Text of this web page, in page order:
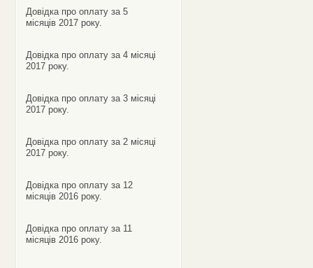
Довідка про оплату за 5
місяців 2017 року.
Довідка про оплату за 4 місяці
2017 року.
Довідка про оплату за 3 місяці
2017 року.
Довідка про оплату за 2 місяці
2017 року.
Довідка про оплату за 12
місяців 2016 року.
Довідка про оплату за 11
місяців 2016 року.